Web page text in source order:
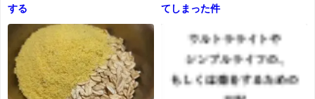
する
てしまった件